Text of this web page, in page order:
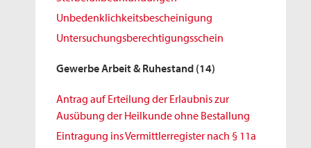
Unbedenklichkeitsbescheinigung
Untersuchungsberechtigungsschein
Gewerbe Arbeit & Ruhestand (14)
Antrag auf Erteilung der Erlaubnis zur
Ausübung der Heilkunde ohne Bestallung
Eintragung ins Vermittlerregister nach § 11a